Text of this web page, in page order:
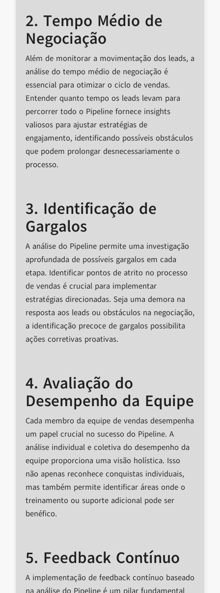
2. Tempo Médio de
Negociação
Além de monitorar a movimentação dos leads, a
análise do tempo médio de negociação é
essencial para otimizar o ciclo de vendas.
Entender quanto tempo os leads levam para
percorrer todo o Pipeline fornece insights
valiosos para ajustar estratégias de
engajamento, identificando possíveis obstáculos
que podem prolongar desnecessariamente o
processo.
3. Identificação de
Gargalos
A análise do Pipeline permite uma investigação
aprofundada de possíveis gargalos em cada
etapa. Identificar pontos de atrito no processo
de vendas é crucial para implementar
estratégias direcionadas. Seja uma demora na
resposta aos leads ou obstáculos na negociação,
a identificação precoce de gargalos possibilita
ações corretivas proativas.
4. Avaliação do
Desempenho da Equipe
Cada membro da equipe de vendas desempenha
um papel crucial no sucesso do Pipeline. A
análise individual e coletiva do desempenho da
equipe proporciona uma visão holística. Isso
não apenas reconhece conquistas individuais,
mas também permite identificar áreas onde o
treinamento ou suporte adicional pode ser
benéfico.
5. Feedback Contínuo
A implementação de feedback contínuo baseado